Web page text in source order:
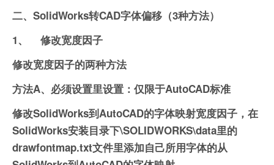
二、 SolidWorks转CAD字体偏移（3种方法）
1、 修改宽度因子
修改宽度因子的两种方法
方法A、必须设置里设置：仅限于AutoCAD标准
修改SolidWorks到AutoCAD的字体映射宽度因子，在
SolidWorks安装目录下\SOLIDWORKS\data里的
drawfontmap.txt文件里添加自己所用字体的从